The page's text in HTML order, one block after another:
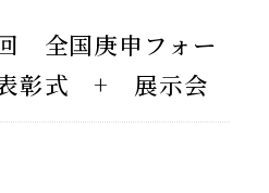
全国庚申フォー
彰式 + 展示会